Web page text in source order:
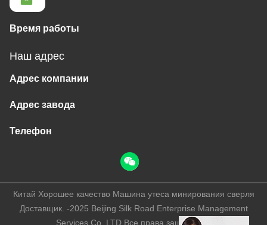
Время работы
Наш адрес
Адрес компании
Адрес завода
Телефон
Китай Хорошее качество Машина утеса минирования сверля
Доставщик. -2025 Beijing Silk Road Enterprise Management
Services Co.,LTD Все права защищены.